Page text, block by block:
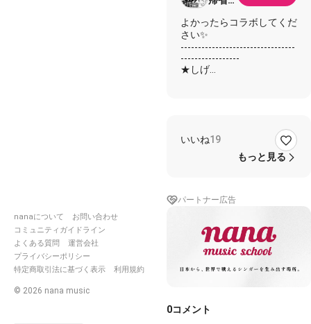
nanaについて
お問い合わせ
コミュニティガイドライン
よくある質問
運営会社
プライバシーポリシー
特定商取引法に基づく表示
利用規約
© 2026 nana music
浮上
よかったらコラボしてくだ
さい✨
---------------------------------
-----------------
★しげ
何気ない日々にイラつき
Boring, Boringって
君がいない
☆ありきたりな Lazy
Morning
嗚呼、
いいね19
もっと見る
パートナー広告
0コメント